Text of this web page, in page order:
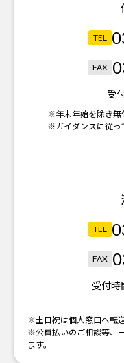
TEL
FAX
受
※年末年始を除き無
※ガイダンスに従っ
TEL
FAX
受付時
※土日祝は個人窓口へ転送
※公費払いのご相談等、
ます。